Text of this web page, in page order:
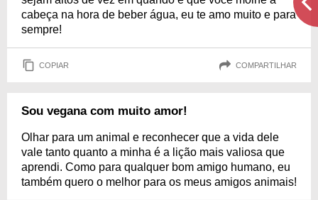
cabeça na hora de beber água, eu te amo muito e para
sempre!
COPIAR COMPARTILHAR
Sou vegana com muito amor!
Olhar para um animal e reconhecer que a vida dele
vale tanto quanto a minha é a lição mais valiosa que
aprendi. Como para qualquer bom amigo humano, eu
também quero o melhor para os meus amigos animais!